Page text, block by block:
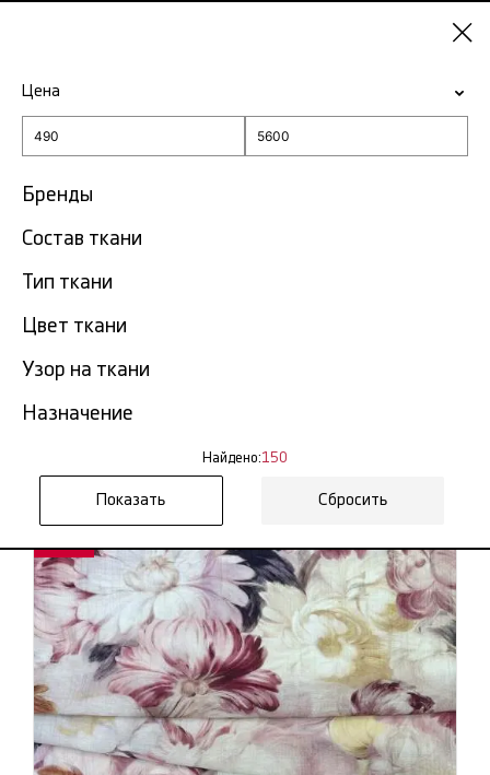
Плательная ткань в Омске
Показать все
Плательный трикотаж
Ткань плательная вискоза
Шерстяные плательные ткани
Плательные ткани хлопок Плательная стрейч ткань
Цена
Бренды
Состав ткани
Тип ткани
Цвет ткани
Узор на ткани
Назначение
Найдено:150
Сбросить
NEW